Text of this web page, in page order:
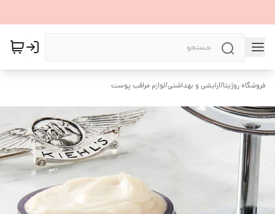
فروشگاه روژیتا/آرایشی و بهداشتی/لوازم مراقب پوست